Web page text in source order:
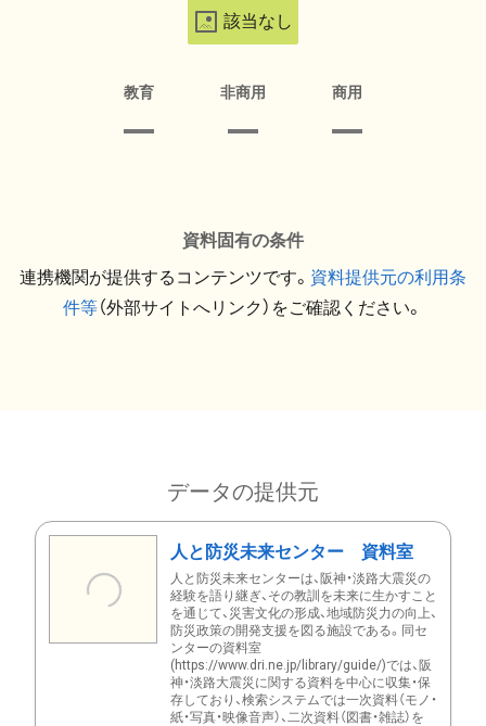
該当なし
教育 非商用 商用
資料固有の条件
連携機関が提供するコンテンツです。 資料提供元の利用条
件等（外部サイトへリンク）をご確認ください。
データの提供元
人と防災未来センター 資料室
人と防災未来センターは、阪神・淡路大震災の
経験を語り継ぎ、その教訓を未来に生かすこと
を通じて、災害文化の形成、地域防災力の向上、
防災政策の開発支援を図る施設である。同セ
ンターの資料室
(https://www.dri.ne.jp/library/guide/)では、阪
神・淡路大震災に関する資料を中心に収集・保
存しており、検索システムでは一次資料（モノ・
紙・写真・映像音声）、二次資料（図書・雑誌）を